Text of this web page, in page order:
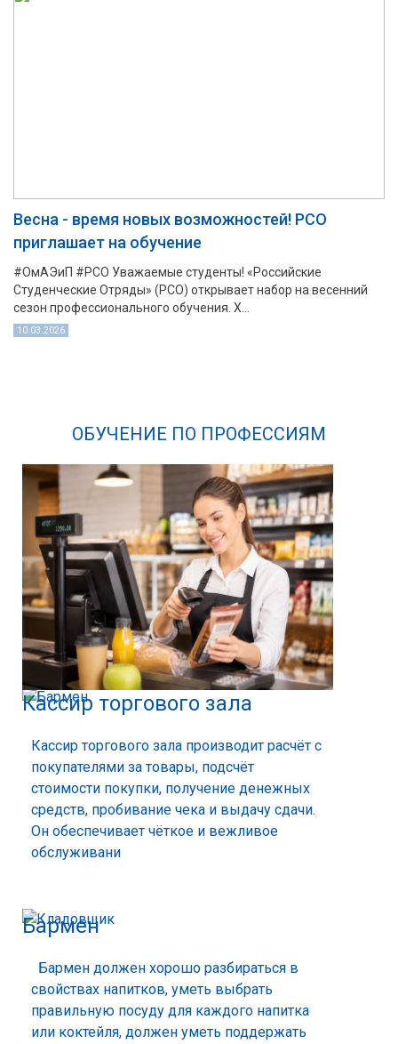
Весна - время новых возможностей! РСО
приглашает на обучение
#ОмАЭиП #РСО Уважаемые студенты! «Российские
Студенческие Отряды» (РСО) открывает набор на весенний
сезон профессионального обучения. Х...
10.03.2026
ОБУЧЕНИЕ ПО ПРОФЕССИЯМ
Кассир торгового зала
Кассир торгового зала производит расчёт с
покупателями за товары, подсчёт
стоимости покупки, получение денежных
средств, пробивание чека и выдачу сдачи.
Он обеспечивает чёткое и вежливое
обслуживани
Бармен
Бармен должен хорошо разбираться в
свойствах напитков, уметь выбрать
правильную посуду для каждого напитка
или коктейля, должен уметь поддержать